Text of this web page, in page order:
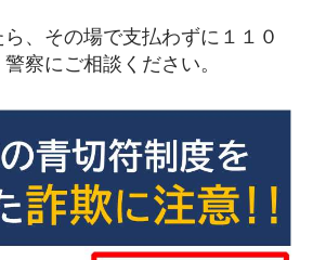
、その場で支払わずに１１０
察にご相談ください。